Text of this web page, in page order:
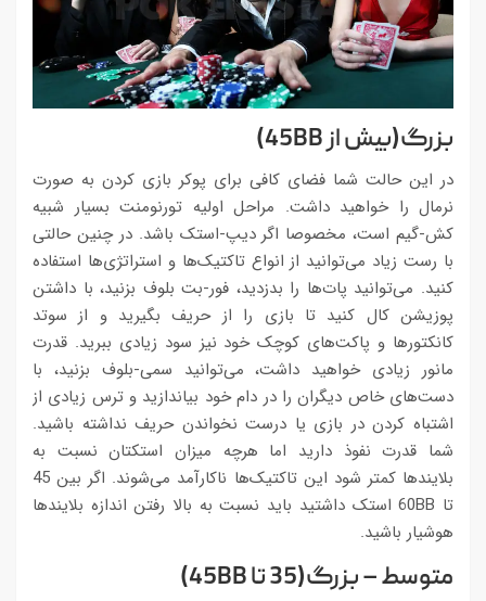
بزرگ(بیش از 45BB)
در این حالت شما فضای کافی برای پوکر بازی کردن به صورت
نرمال را خواهید داشت. مراحل اولیه تورنومنت بسیار شبیه
کش-گیم است، مخصوصا اگر دیپ-استک باشد. در چنین حالتی
با رست زیاد می‌توانید از انواع تاکتیک‌ها و استراتژی‌ها استفاده
کنید. می‌توانید پات‌ها را بدزدید، فور-بت بلوف بزنید، با داشتن
پوزیشن کال کنید تا بازی را از حریف بگیرید و از سوتد
کانکتورها و پاکت‌های کوچک خود نیز سود زیادی ببرید. قدرت
مانور زیادی خواهید داشت، می‌توانید سمی-بلوف بزنید، با
دست‌های خاص دیگران را در دام خود بیاندازید و ترس زیادی از
اشتباه کردن در بازی یا درست نخواندن حریف نداشته باشید.
شما قدرت نفوذ دارید اما هرچه میزان استکتان نسبت به
بلایندها کمتر شود این تاکتیک‌ها ناکارآمد می‌شوند. اگر بین 45
تا 60BB استک داشتید باید نسبت به بالا رفتن اندازه بلایندها
هوشیار باشید.
متوسط – بزرگ(35 تا 45BB)